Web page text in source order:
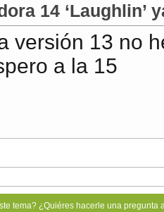
14 ‘Laughlin’
versión 13 no
a la 15
tema? ¿Quiéres hacerle una